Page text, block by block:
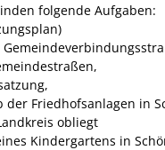
folgende Aufgaben:
Friedhofsanlagen in
obliegt
Kindergartens in